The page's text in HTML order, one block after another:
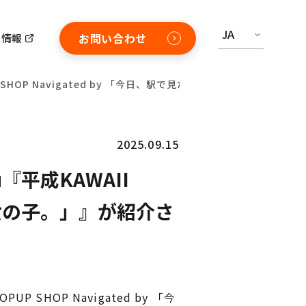
報 お問い合わせ JA
Navigated by 「今日、駅で見た可愛い女の子。」』が紹
2025.09.15
平成KAWAII
子。」』が紹介さ
SHOP Navigated by 「今